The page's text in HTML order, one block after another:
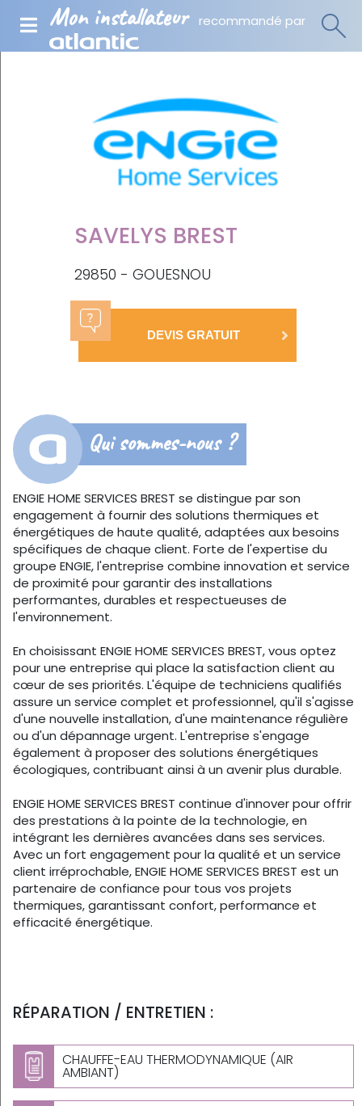
Mon installateur recommandé par
SAVELYS BREST
29850 - GOUESNOU
DEVIS GRATUIT
Qui sommes-nous ?
ENGIE HOME SERVICES BREST se distingue par son
engagement à fournir des solutions thermiques et
énergétiques de haute qualité, adaptées aux besoins
spécifiques de chaque client. Forte de l'expertise du
groupe ENGIE, l'entreprise combine innovation et service
de proximité pour garantir des installations
performantes, durables et respectueuses de
l'environnement.
En choisissant ENGIE HOME SERVICES BREST, vous optez
pour une entreprise qui place la satisfaction client au
cœur de ses priorités. L'équipe de techniciens qualifiés
assure un service complet et professionnel, qu'il s'agisse
d'une nouvelle installation, d'une maintenance régulière
ou d'un dépannage urgent. L'entreprise s'engage
également à proposer des solutions énergétiques
écologiques, contribuant ainsi à un avenir plus durable.
ENGIE HOME SERVICES BREST continue d'innover pour offrir
des prestations à la pointe de la technologie, en
intégrant les dernières avancées dans ses services.
Avec un fort engagement pour la qualité et un service
client irréprochable, ENGIE HOME SERVICES BREST est un
partenaire de confiance pour tous vos projets
thermiques, garantissant confort, performance et
efficacité énergétique.
RÉPARATION / ENTRETIEN :
CHAUFFE-EAU THERMODYNAMIQUE (AIR
AMBIANT)